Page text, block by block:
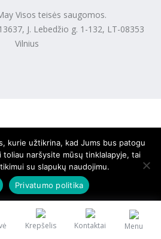
Krepšelis Kontaktai Menu
Visos teisės saugomos.
J. Lebedžio g. 1-132, LT-08353
Vilnius
kurie užtikrina, kad Jums bus patogu
toliau naršysite mūsų tinklalapyje, tai
su slapukų naudojimu.
Privatumo politika